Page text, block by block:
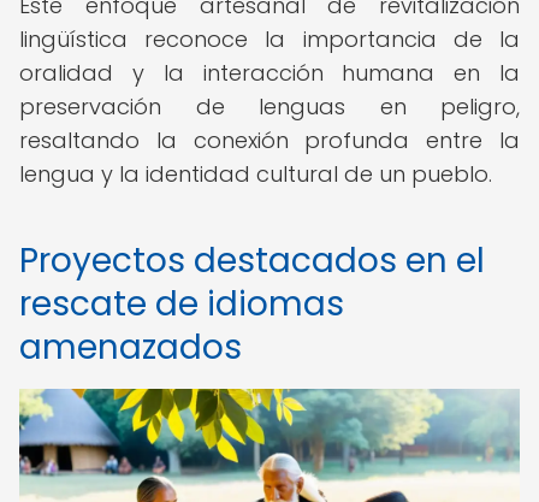
lingüística reconoce la importancia de la
oralidad y la interacción humana en la
preservación de lenguas en peligro,
resaltando la conexión profunda entre la
lengua y la identidad cultural de un pueblo.
Proyectos destacados en el
rescate de idiomas
amenazados